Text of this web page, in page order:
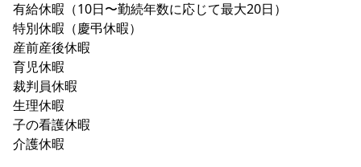
有給休暇（10日〜勤続年数に応じて最大20日）
特別休暇（慶弔休暇）
産前産後休暇
育児休暇
裁判員休暇
生理休暇
子の看護休暇
介護休暇